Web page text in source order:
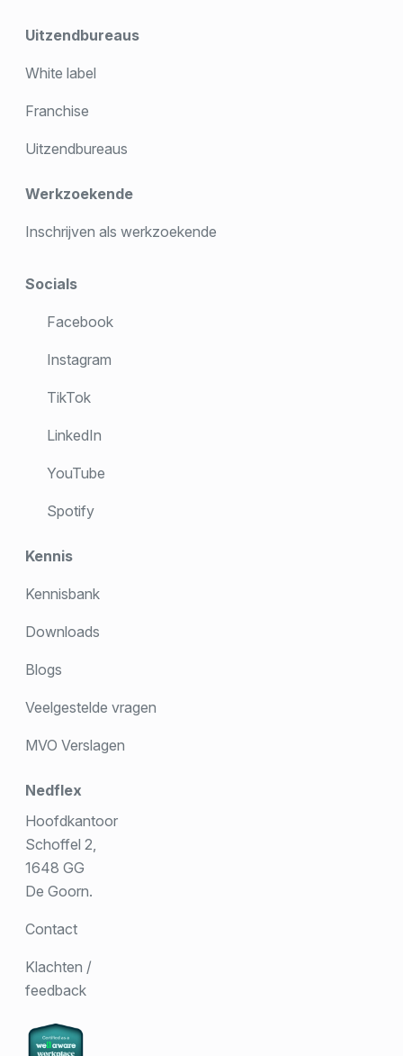
Uitzendbureaus
White label
Franchise
Uitzendbureaus
Werkzoekende
Inschrijven als werkzoekende
Socials
Facebook
Instagram
TikTok
LinkedIn
YouTube
Spotify
Kennis
Kennisbank
Downloads
Blogs
Veelgestelde vragen
MVO Verslagen
Nedflex
Hoofdkantoor
Schoffel 2,
1648 GG
De Goorn.
Contact
Klachten /
feedback